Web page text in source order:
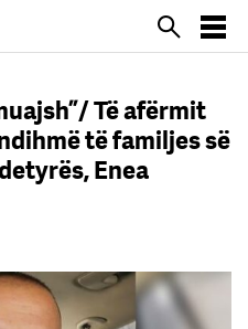
Të afërmit
të familjes së
Enea